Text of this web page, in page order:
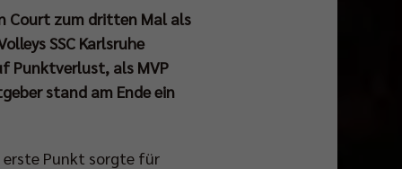
Court zum dritten Mal als
SSC Karlsruhe
Punktverlust, als MVP
stand am Ende ein
erste Punkt sorgte für